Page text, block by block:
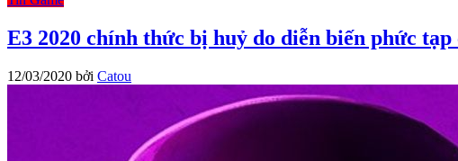
E3 2020 chính thức bị huỷ do diễn biến phức
12/03/2020 bởi Catou